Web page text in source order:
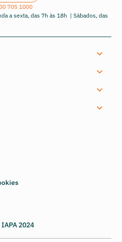
705 1000
a sexta, das 7h às 18h | Sábados, das
2024